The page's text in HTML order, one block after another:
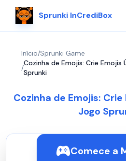
Sprunki InCrediBox
Início/Sprunki Game
/
Cozinha de Emojis: Crie Emojis
Sprunki
Cozinha de Emojis:
Jogo
Comece a